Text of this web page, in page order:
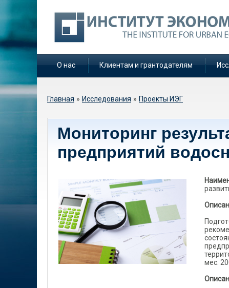
О нас Клиентам и грантодателям
Вы здесь
Главная » Исследования » Проекты ИЭГ
Мониторинг
предприятий
мес.